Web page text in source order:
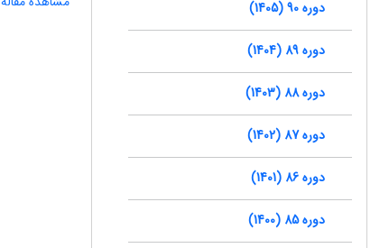
دوره 90 (1405)
دوره 89 (1404)
دوره 88 (1403)
دوره 87 (1402)
دوره 86 (1401)
دوره 85 (1400)